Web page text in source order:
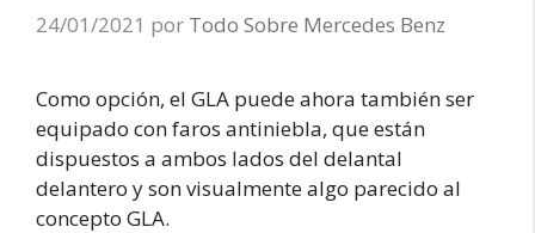
24/01/2021 por Todo Sobre Mercedes Benz
Como opción, el GLA puede ahora también ser
equipado con faros antiniebla, que están
dispuestos a ambos lados del delantal
delantero y son visualmente algo parecido al
concepto GLA.